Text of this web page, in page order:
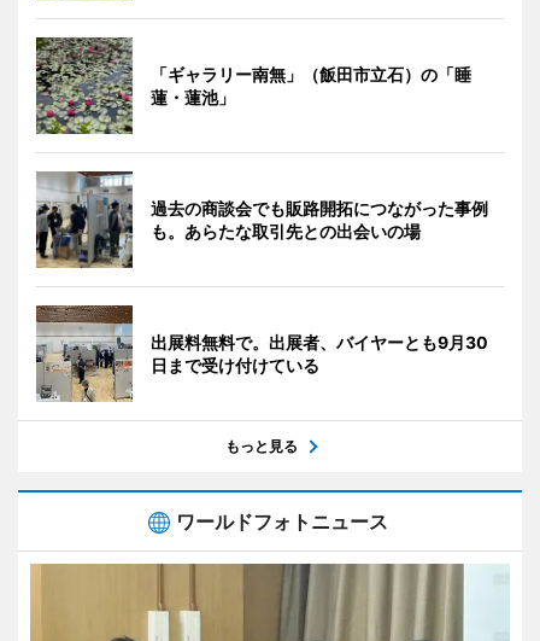
「ギャラリー南無」（飯田市立石）の「睡
蓮・蓮池」
過去の商談会でも販路開拓につながった事例
も。あらたな取引先との出会いの場
出展料無料で。出展者、バイヤーとも9月30
日まで受け付けている
もっと見る
ワールドフォトニュース